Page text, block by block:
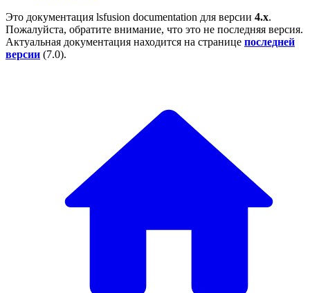
Это документация lsfusion documentation для версии 4.x.
Пожалуйста, обратите внимание, что это не последняя версия.
Актуальная документация находится на странице последней
версии (7.0).